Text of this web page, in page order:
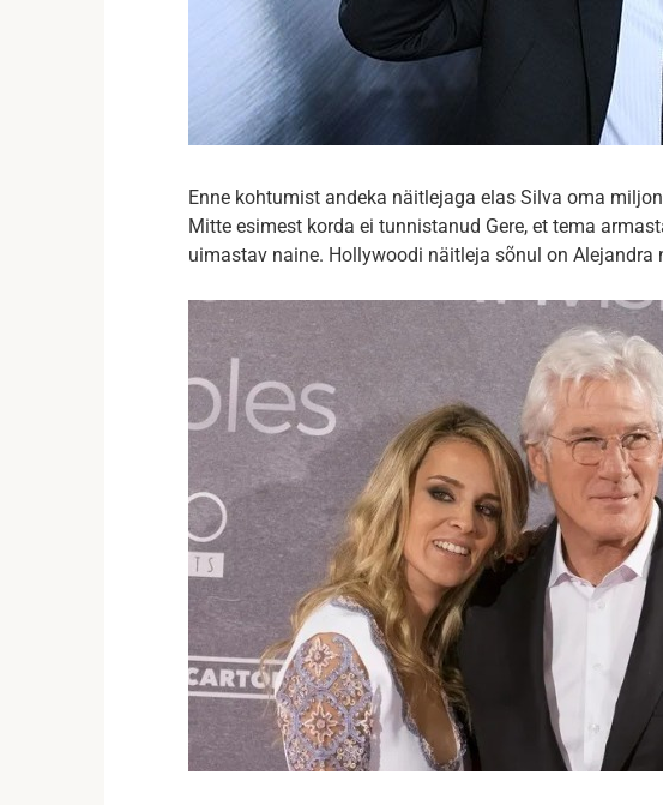
Enne kohtumist andeka näitlejaga elas Silva oma
Mitte esimest korda ei tunnistanud Gere, et tema
uimastav naine. Hollywoodi näitleja sõnul on Alejandra